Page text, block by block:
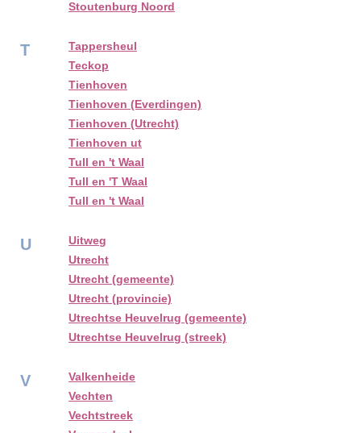
Stoutenburg Noord
T
Tappersheul
Teckop
Tienhoven
Tienhoven (Everdingen)
Tienhoven (Utrecht)
Tienhoven ut
Tull en 't Waal
Tull en 'T Waal
Tull en 't Waal
U
Uitweg
Utrecht
Utrecht (gemeente)
Utrecht (provincie)
Utrechtse Heuvelrug (gemeente)
Utrechtse Heuvelrug (streek)
V
Valkenheide
Vechten
Vechtstreek